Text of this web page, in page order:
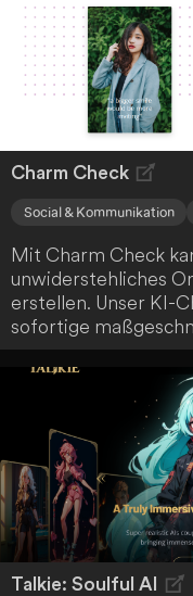
Charm Check
Social & Kommunikation
Mit Charm Check
unwiderstehliches
erstellen. Unser KI-
sofortige
Perfektionierung
Verbesserung
und ziehe deine
Dating-Spiel heute
Talkie: Soulful AI